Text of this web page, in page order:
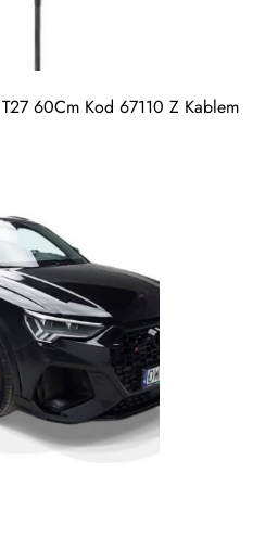
60Cm Kod 67110 Z Kablem